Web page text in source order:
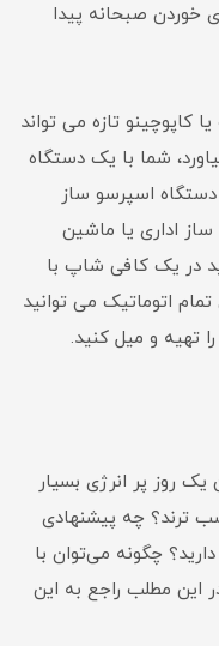
خوردن صبحانه پیدا
تازه می تواند
شما با یک دستگاه
اسپرسو ساز
اداری یا ماشین
در یک کافی شاپ با
اتوماتیک می توانید
تهیه و میل کنید.
روز پر انرژی بسیار
ترند؟ چه پیشنهادی
چگونه می‌توان با
این مطلب راجع به این